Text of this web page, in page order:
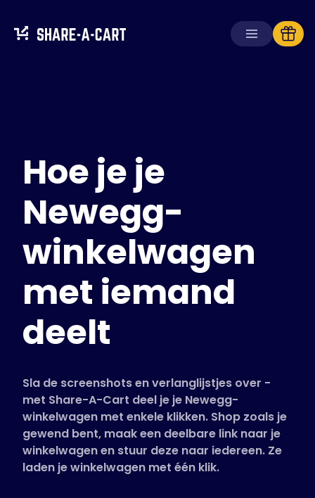
Oplossingen
Voor consumenten
Voor scholen
Voor ondernemingen
HaalPlus+
Inloggen
Nederlands (Dutch)
Hoe je je
Newegg-
winkelwagen
met iemand
deelt
Sla de screenshots en verlanglijstjes over -
met Share-A-Cart deel je je Newegg-
winkelwagen met enkele klikken. Shop zoals je
gewend bent, maak een deelbare link naar je
winkelwagen en stuur deze naar iedereen. Ze
laden je winkelwagen met één klik.